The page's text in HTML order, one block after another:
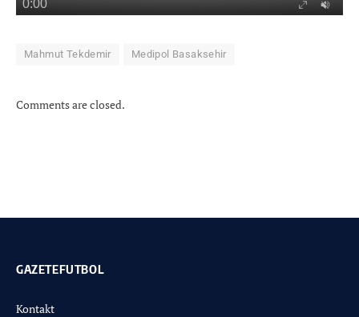
Mahmut Tekdemir Medipol Basaksehir
Comments are closed.
GAZETEFUTBOL
Kontakt